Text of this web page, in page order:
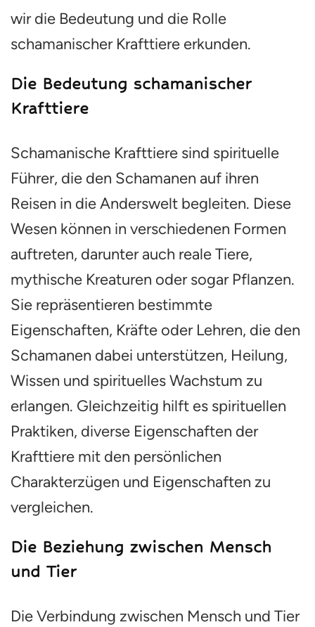
wir die Bedeutung und die Rolle
schamanischer Krafttiere erkunden.
Die Bedeutung schamanischer
Krafttiere
Schamanische Krafttiere sind spirituelle
Führer, die den Schamanen auf ihren
Reisen in die Anderswelt begleiten. Diese
Wesen können in verschiedenen Formen
auftreten, darunter auch reale Tiere,
mythische Kreaturen oder sogar Pflanzen.
Sie repräsentieren bestimmte
Eigenschaften, Kräfte oder Lehren, die den
Schamanen dabei unterstützen, Heilung,
Wissen und spirituelles Wachstum zu
erlangen. Gleichzeitig hilft es spirituellen
Praktiken, diverse Eigenschaften der
Krafttiere mit den persönlichen
Charakterzügen und Eigenschaften zu
vergleichen.
Die Beziehung zwischen Mensch
und Tier
Die Verbindung zwischen Mensch und Tier